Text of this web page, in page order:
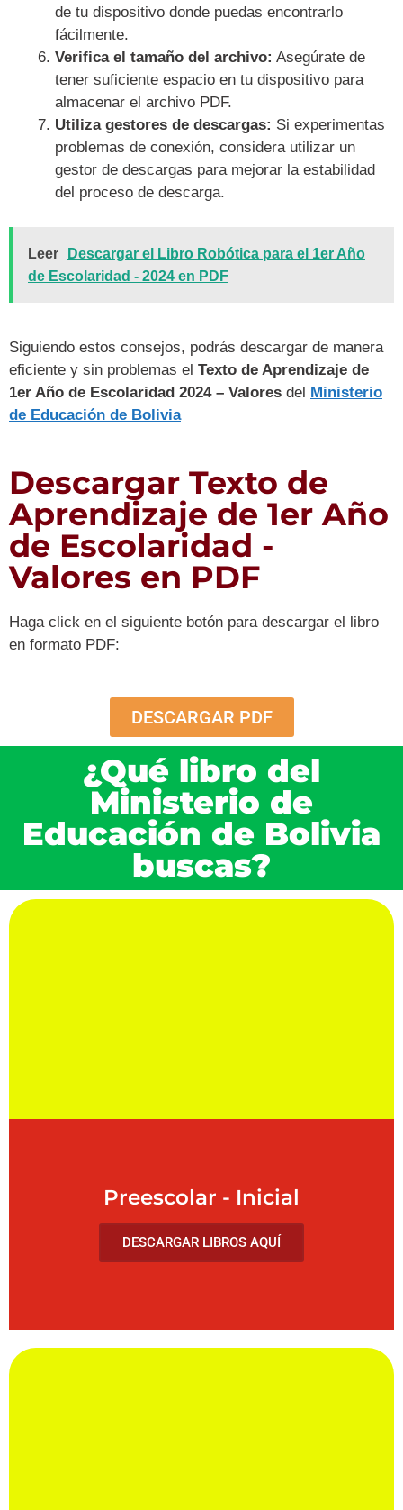
de tu dispositivo donde puedas encontrarlo
fácilmente.
Verifica el tamaño del archivo: Asegúrate de
tener suficiente espacio en tu dispositivo para
almacenar el archivo PDF.
Utiliza gestores de descargas: Si experimentas
problemas de conexión, considera utilizar un
gestor de descargas para mejorar la estabilidad
del proceso de descarga.
Leer
Descargar el Libro Robótica para el 1er Año
de Escolaridad - 2024 en PDF
Siguiendo estos consejos, podrás descargar de manera
eficiente y sin problemas el Texto de Aprendizaje de
1er Año de Escolaridad 2024 – Valores del Ministerio
de Educación de Bolivia
Descargar Texto de
Aprendizaje de 1er Año
de Escolaridad -
Valores en PDF
Haga click en el siguiente botón para descargar el libro
en formato PDF:
DESCARGAR PDF
¿Qué libro del
Ministerio de
Educación de Bolivia
buscas?
Preescolar - Inicial
DESCARGAR LIBROS AQUÍ